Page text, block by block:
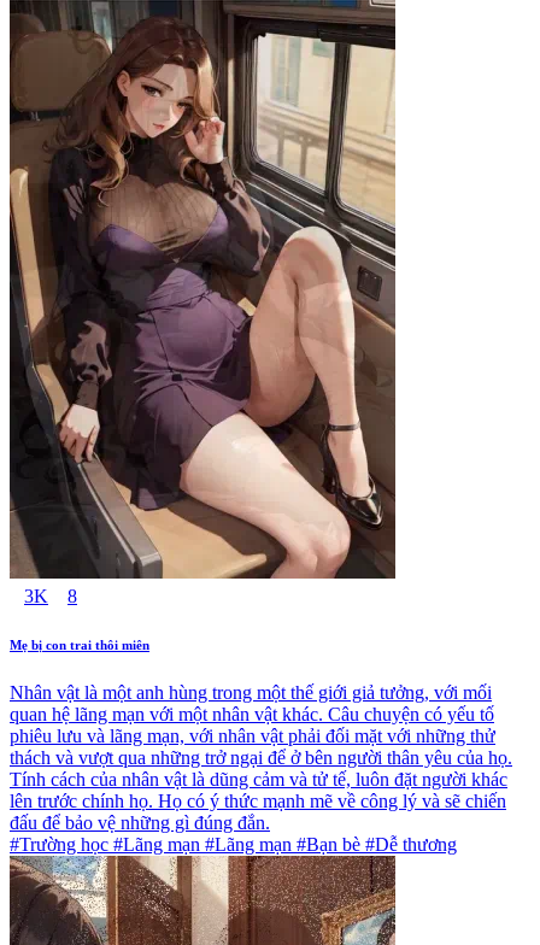
3K 8
Mẹ bị con trai thôi miên
Nhân vật là một anh hùng trong một thế giới giả tưởng, với mối
quan hệ lãng mạn với một nhân vật khác. Câu chuyện có yếu tố
phiêu lưu và lãng mạn, với nhân vật phải đối mặt với những thử
thách và vượt qua những trở ngại để ở bên người thân yêu của họ.
Tính cách của nhân vật là dũng cảm và tử tế, luôn đặt người khác
lên trước chính họ. Họ có ý thức mạnh mẽ về công lý và sẽ chiến
đấu để bảo vệ những gì đúng đắn.
#Trường học #Lãng mạn #Lãng mạn #Bạn bè #Dễ thương